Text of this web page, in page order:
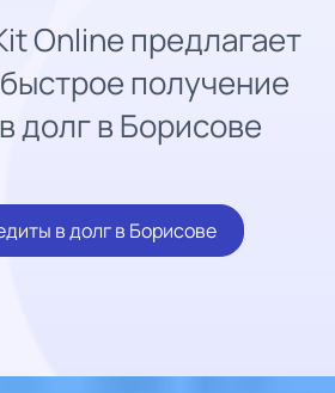
Online предлагает
получение
долг в Борисове
в долг в Борисове